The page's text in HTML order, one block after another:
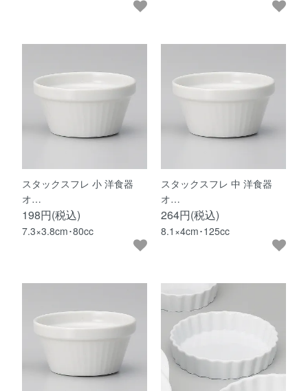
スタックスフレ 小 洋食器
オ…
198円(税込)
7.3×3.8cm･80cc
スタックスフレ 中 洋食器
オ…
264円(税込)
8.1×4cm･125cc